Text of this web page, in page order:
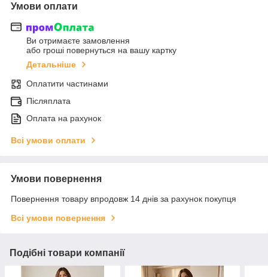
Умови оплати
Ви отримаєте замовлення
або гроші повернуться на вашу картку
Детальніше
Оплатити частинами
Післяплата
Оплата на рахунок
Всі умови оплати
Умови повернення
Повернення товару впродовж 14 днів за рахунок покупця
Всі умови повернення
Подібні товари компанії